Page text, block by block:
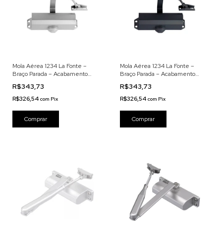
Mola Aérea 1234 La Fonte –
Braço Parada – Acabamento
R$343,73
R$326,54 com Pix
Mola Aérea 1234 La Fonte –
Braço Parada – Acabamento
R$343,73
R$326,54 com Pix